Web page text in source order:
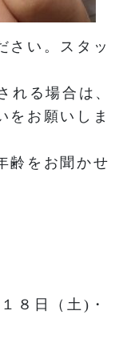
さい。スタッ
れる場合は、
をお願いしま
齢をお聞かせ
８日（土)・